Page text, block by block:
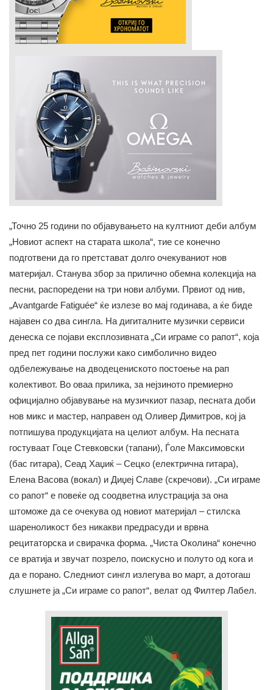
„Точно 25 години по објавувањето на култниот деби албум
„Новиот аспект на старата школа“, тие се конечно
подготвени да го претстават долго очекуваниот нов
материјал. Станува збор за прилично обемна колекција на
песни, распоредени на три нови албуми. Првиот од нив,
„Avantgarde Fatiguée“ ќе излезе во мај годинава, а ќе биде
најавен со два сингла. На дигиталните музички сервиси
денеска се појави експлозивната „Си играме со рапот“, која
пред пет години послужи како симболично видео
одбележување на дводецениското постоење на рап
колективот. Во оваа прилика, за нејзиното премиерно
официјално објавување на музичкиот пазар, песната доби
нов микс и мастер, направен од Оливер Димитров, кој ја
потпишува продукцијата на целиот албум. На песната
гостуваат Гоце Стевковски (тапани), Ѓоле Максимовски
(бас гитара), Сеад Хаџиќ – Сецко (електрична гитара),
Елена Васова (вокал) и Диџеј Славе (скречови). „Си играме
со рапот“ е повеќе од соодветна илустрација за она
штоможе да се очекува од новиот материјал – стилска
шареноликост без никакви предрасуди и врвна
рецитаторска и свирачка форма. „Чиста Околина“ конечно
се вратија и звучат позрело, поискусно и полуто од кога и
да е порано. Следниот сингл излегува во март, а дотогаш
слушнете ја „Си играме со рапот“, велат од Филтер Лабел.